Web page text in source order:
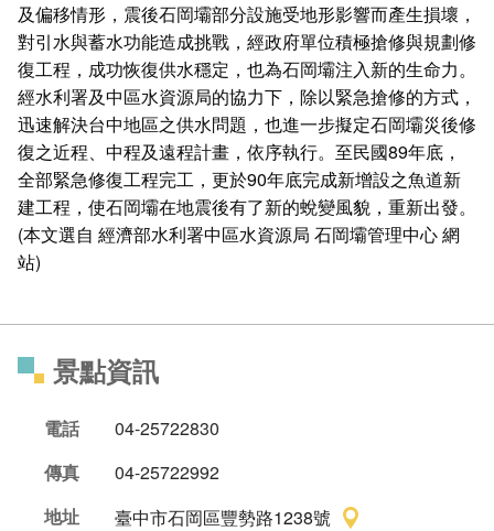
及偏移情形，震後石岡壩部分設施受地形影響而產生損壞，
對引水與蓄水功能造成挑戰，經政府單位積極搶修與規劃修
復工程，成功恢復供水穩定，也為石岡壩注入新的生命力。
經水利署及中區水資源局的協力下，除以緊急搶修的方式，
迅速解決台中地區之供水問題，也進一步擬定石岡壩災後修
復之近程、中程及遠程計畫，依序執行。至民國89年底，
全部緊急修復工程完工，更於90年底完成新增設之魚道新
建工程，使石岡壩在地震後有了新的蛻變風貌，重新出發。
(本文選自 經濟部水利署中區水資源局 石岡壩管理中心 網
站)
景點資訊
電話
04-25722830
傳真
04-25722992
地址
臺中市石岡區豐勢路1238號